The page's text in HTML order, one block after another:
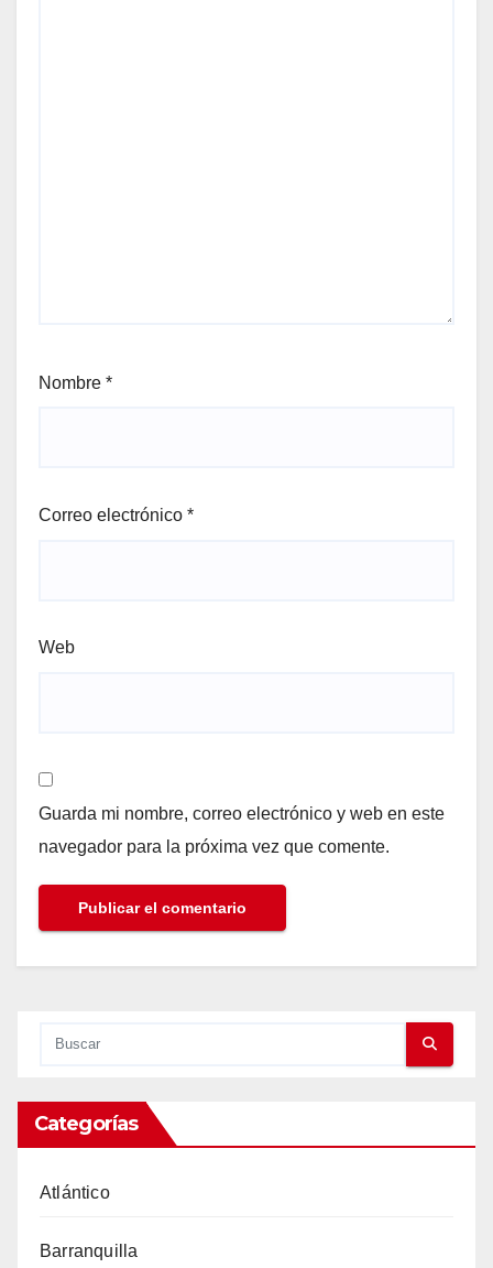
Nombre *
Correo electrónico *
Web
Guarda mi nombre, correo electrónico y web en este
navegador para la próxima vez que comente.
Categorías
Atlántico
Barranquilla